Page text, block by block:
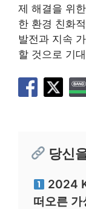
제 해결을 위
한 환경 친화
발전과 지속
할 것으로 기
당신
2024
떠오른 가